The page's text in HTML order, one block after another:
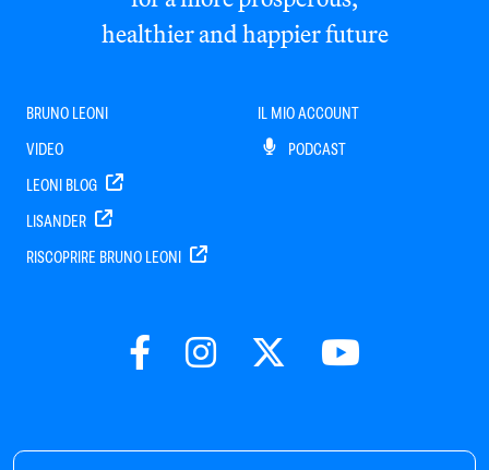
healthier and happier future
BRUNO LEONI
VIDEO
LEONI BLOG
LISANDER
RISCOPRIRE BRUNO LEONI
IL MIO ACCOUNT
PODCAST